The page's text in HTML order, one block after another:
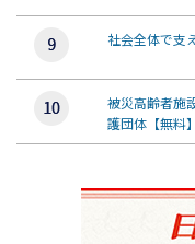
社会全体で支
被災高齢者
護団体【無料】